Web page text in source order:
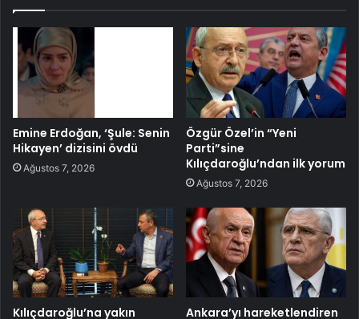
Emine Erdoğan, ‘Şule: Senin
Hikayen’ dizisini övdü
Ağustos 7, 2026
Özgür Özel’in “Yeni
Parti”sine
Kılıçdaroğlu’ndan ilk yorum
Ağustos 7, 2026
Kılıçdaroğlu’na yakın Ankara’yı hareketlendiren